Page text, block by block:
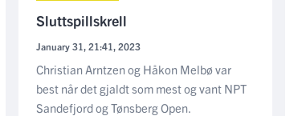
Sluttspillskrell
January 31, 21:41, 2023
Christian Arntzen og Håkon Melbø var
best når det gjaldt som mest og vant NPT
Sandefjord og Tønsberg Open.